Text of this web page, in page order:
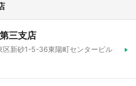
三支店
新砂1-5-36東陽町センタービル